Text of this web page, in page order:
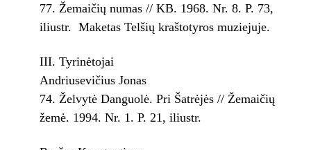
Žemaičių numas // KB. 1968. Nr. 8. P. 73,
iliustr. ­ Maketas Telšių kraštotyros muziejuje.
III. Tyrinėtojai
Andriusevičius Jonas
Želvytė Danguolė. Pri Šatrėjės // Žemaičių
žemė. 1994. Nr. 1. P. 21, iliustr.